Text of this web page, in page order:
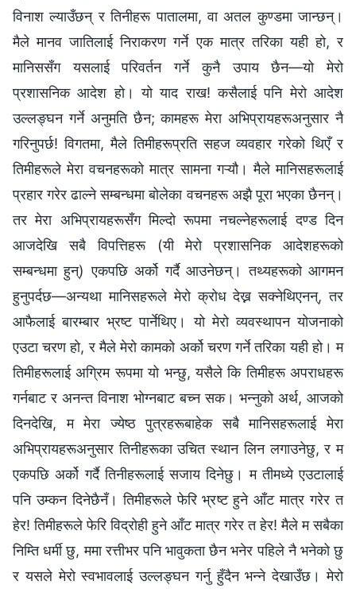
विनाश ल्याउँछन् र तिनीहरू पातालमा, वा अतल कुण्डमा जान्छन्।
मैले मानव जातिलाई निराकरण गर्ने एक मात्र तरिका यही हो, र
मानिससँग यसलाई परिवर्तन गर्ने कुनै उपाय छैन—यो मेरो
प्रशासनिक आदेश हो। यो याद राख! कसैलाई पनि मेरो आदेश
उल्लङ्घन गर्ने अनुमति छैन; कामहरू मेरा अभिप्रायहरूअनुसार नै
गरिनुपर्छ! विगतमा, मैले तिमीहरूप्रति सहज व्यवहार गरेको थिएँ र
तिमीहरूले मेरा वचनहरूको मात्र सामना गऱ्यौ। मैले मानिसहरूलाई
प्रहार गरेर ढाल्ने सम्बन्धमा बोलेका वचनहरू अझै पूरा भएका छैनन्।
तर मेरा अभिप्रायहरूसँग मिल्दो रूपमा नचल्नेहरूलाई दण्ड दिन
आजदेखि सबै विपत्तिहरू (यी मेरो प्रशासनिक आदेशहरूको
सम्बन्धमा हुन्) एकपछि अर्को गर्दै आउनेछन्। तथ्यहरूको आगमन
हुनुपर्दछ—अन्यथा मानिसहरूले मेरो क्रोध देख्न सक्नेथिएनन्, तर
आफैलाई बारम्बार भ्रष्ट पार्नेथिए। यो मेरो व्यवस्थापन योजनाको
एउटा चरण हो, र मैले मेरो कामको अर्को चरण गर्ने तरिका यही हो। म
तिमीहरूलाई अग्रिम रूपमा यो भन्छु, यसैले कि तिमीहरू अपराधहरू
गर्नबाट र अनन्त विनाश भोग्नबाट बच्न सक। भन्नुको अर्थ, आजको
दिनदेखि, म मेरा ज्येष्ठ पुत्रहरूबाहेक सबै मानिसहरूलाई मेरा
अभिप्रायहरूअनुसार तिनीहरूका उचित स्थान लिन लगाउनेछु, र म
एकपछि अर्को गर्दै तिनीहरूलाई सजाय दिनेछु। म तीमध्ये एउटालाई
पनि उम्कन दिनेछैनँ। तिमीहरूले फेरि भ्रष्ट हुने आँट मात्र गरेर त
हेर! तिमीहरूले फेरि विद्रोही हुने आँट मात्र गरेर त हेर! मैले म सबैका
निम्ति धर्मी छु, ममा रत्तीभर पनि भावुकता छैन भनेर पहिले नै भनेको छु
र यसले मेरो स्वभावलाई उल्‍लङ्घन गर्नु हुँदैन भन्‍ने देखाउँछ। मेरो